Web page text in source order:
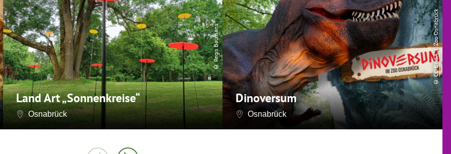
Land Art „Sonnenkreise“
Osnabrück
© Regis Baumans
Dinoversum
Osnabrück
©
CC-BY-SA
| Zoo Osnabrück